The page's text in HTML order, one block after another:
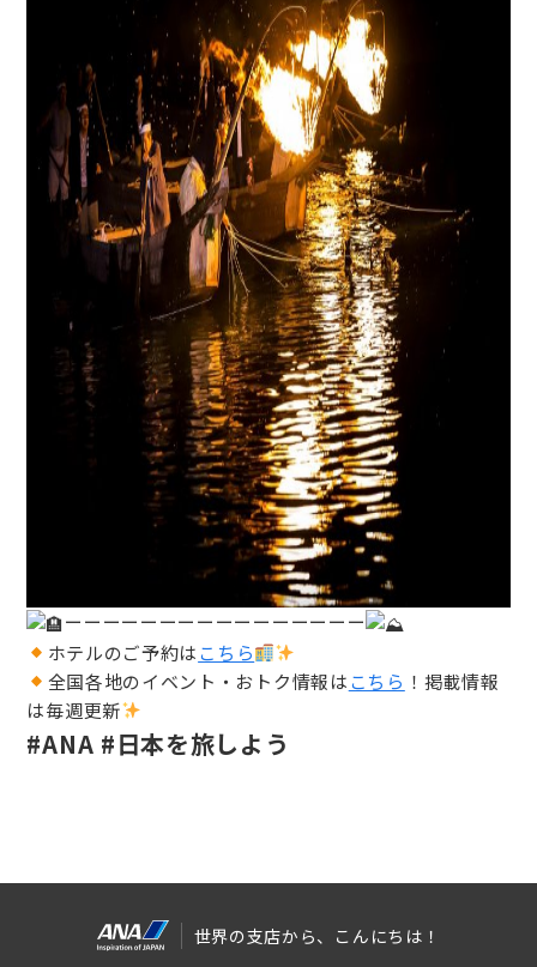
ーーーーーーーーーーーーーーーー
ホテルのご予約はこちら
全国各地のイベント・おトク情報はこちら ！掲載情報
は毎週更新
#ANA #日本を旅しよう
世界の支店から、こんにちは！